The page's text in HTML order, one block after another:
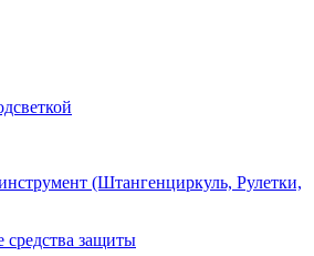
(Штангенциркуль, Рулетки,
средства защиты